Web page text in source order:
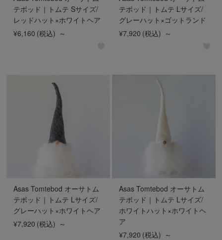
テボッド｜トムテ Sサイズ/
レッドハット×ホワイトヘア
¥6,160 (税込) ～
テボッド｜トムテ Lサイズ/
グレーハット×ゴットランド
¥7,920 (税込) ～
Asas Tomtebod オーサトム
テボッド｜トムテ Lサイズ/
グレーハット×ホワイトヘア
¥7,920 (税込) ～
Asas Tomtebod オーサトム
テボッド｜トムテ Lサイズ/
ホワイトハット×ホワイトヘ
ア
¥7,920 (税込) ～